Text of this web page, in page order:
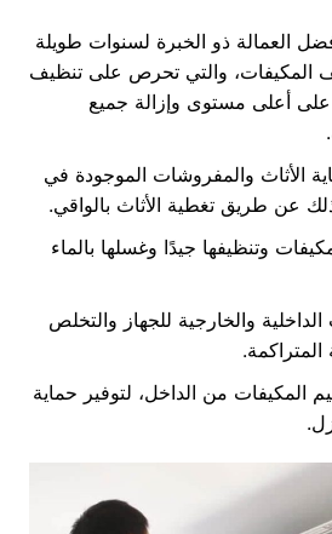
العمالة ذو الخبرة لسنوات طويلة
المكيفات، والتي تحرص على تنظيف
على أعلى مستوى وإزالة جميع
الأثاث والمفروشات الموجودة في
عن طريق تغطية الأثاث بالواقي.
وتنظيفها جيدًا وغسلها بالماء
والخارجية للجهاز والتخلص
المتراكمة.
المكيفات من الداخل، لتوفير حماية